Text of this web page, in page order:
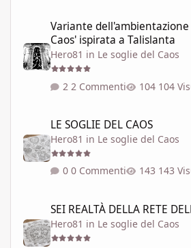
Variante dell'ambientazione
Caos' ispirata a Talislanta
Hero81 in Le soglie del Caos
2 Commenti 104
LE SOGLIE DEL CAOS
Hero81 in Le soglie del Caos
0 Commenti 143
SEI REALTÀ DELLA RETE
Hero81 in Le soglie del Caos